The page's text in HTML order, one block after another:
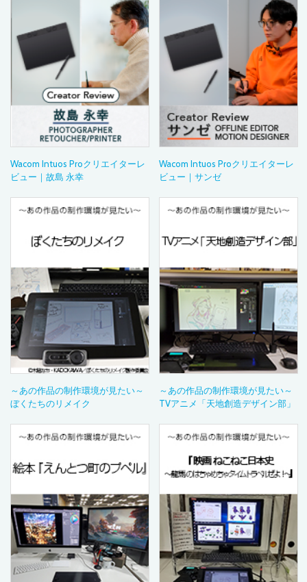
Wacom Intuos Proクリエイターレ
ビュー｜故島 永幸
Wacom Intuos Proクリエイターレ
ビュー｜サンゼ
～あの作品の制作環境が見たい～
ぼくたちのリメイク
～あの作品の制作環境が見たい～
TVアニメ「天地創造デザイン部」